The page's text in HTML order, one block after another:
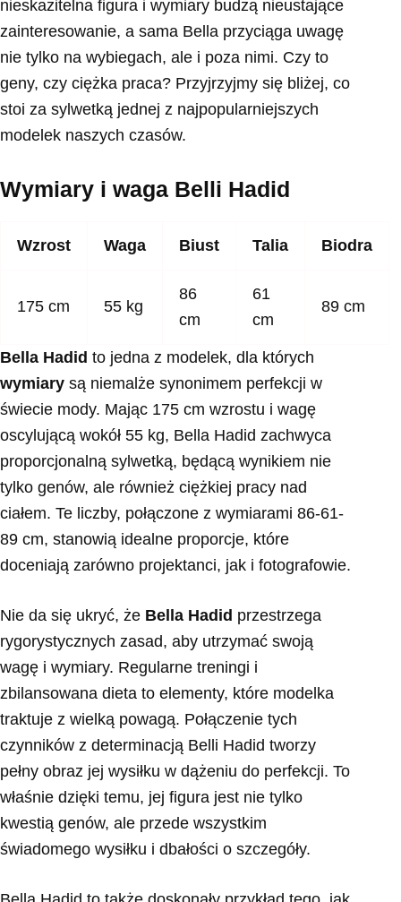
nieskazitelna figura i wymiary budzą nieustające
zainteresowanie, a sama Bella przyciąga uwagę
nie tylko na wybiegach, ale i poza nimi. Czy to
geny, czy ciężka praca? Przyjrzyjmy się bliżej, co
stoi za sylwetką jednej z najpopularniejszych
modelek naszych czasów.
Wymiary i waga Belli Hadid
Wzrost Waga Biust Talia Biodra
175 cm 55 kg
86
cm
61
cm
89 cm
Bella Hadid to jedna z modelek, dla których
wymiary są niemalże synonimem perfekcji w
świecie mody. Mając 175 cm wzrostu i wagę
oscylującą wokół 55 kg, Bella Hadid zachwyca
proporcjonalną sylwetką, będącą wynikiem nie
tylko genów, ale również ciężkiej pracy nad
ciałem. Te liczby, połączone z wymiarami 86-61-
89 cm, stanowią idealne proporcje, które
doceniają zarówno projektanci, jak i fotografowie.
Nie da się ukryć, że Bella Hadid przestrzega
rygorystycznych zasad, aby utrzymać swoją
wagę i wymiary. Regularne treningi i
zbilansowana dieta to elementy, które modelka
traktuje z wielką powagą. Połączenie tych
czynników z determinacją Belli Hadid tworzy
pełny obraz jej wysiłku w dążeniu do perfekcji. To
właśnie dzięki temu, jej figura jest nie tylko
kwestią genów, ale przede wszystkim
świadomego wysiłku i dbałości o szczegóły.